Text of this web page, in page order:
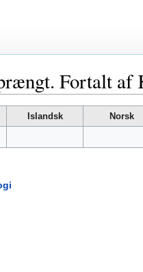
Fortalt af
Islandsk Norsk